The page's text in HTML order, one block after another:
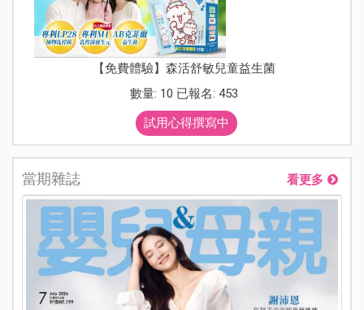
【免費體驗】森活舒敏兒童益生菌
數量: 10 已報名: 453
試用心得撰寫中
當期雜誌 看更多